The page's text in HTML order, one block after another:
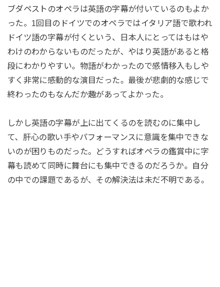
ブダペストのオペラは英語の字幕が付いているのもよか
った。1回目のドイツでのオペラではイタリア語で歌われ
ドイツ語の字幕が付くという、日本人にとってはもはや
わけのわからないものだったが、やはり英語があると格
段にわかりやすい。物語がわかったので感情移入もしや
すく非常に感動的な演目だった。最後が悲劇的な感じで
終わったのもなんだか趣があってよかった。
しかし英語の字幕が上に出てくるのを読むのに集中し
て、肝心の歌い手やパフォーマンスに意識を集中できな
いのが困りものだった。どうすればオペラの鑑賞中に字
幕も読めて同時に舞台にも集中できるのだろうか。自分
の中での課題であるが、その解決法は未だ不明である。